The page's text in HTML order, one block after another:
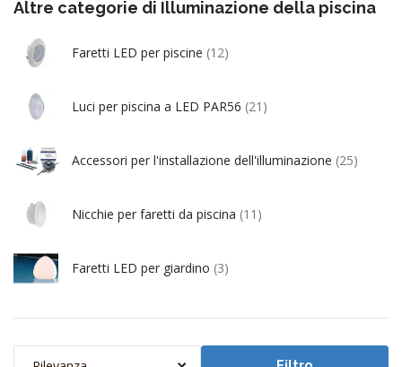
Altre categorie di Illuminazione della piscina
Faretti LED per piscine (12)
Luci per piscina a LED PAR56 (21)
Accessori per l'installazione dell'illuminazione (25)
Nicchie per faretti da piscina (11)
Faretti LED per giardino (3)